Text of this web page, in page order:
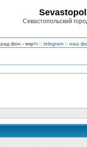
Севастопольский
рад.фон - мкр/ч :: telegram :: наш